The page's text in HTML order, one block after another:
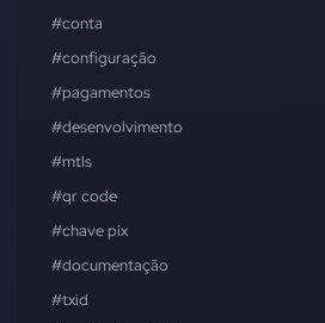
#conta
#configuração
#pagamentos
#desenvolvimento
#mtls
#qr code
#chave pix
#documentação
#txid